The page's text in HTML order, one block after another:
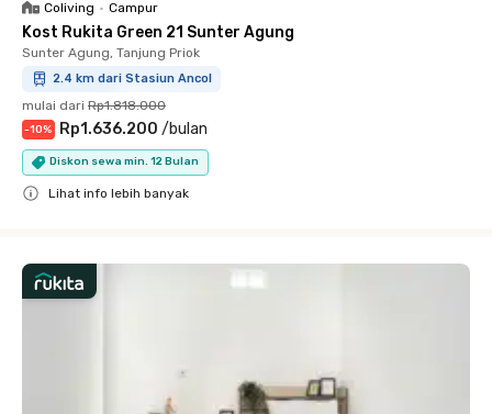
Coliving • Campur
Kost Rukita Green 21 Sunter Agung
Sunter Agung, Tanjung Priok
2.4 km dari Stasiun Ancol
mulai dari Rp1.818.000
-10% Rp1.636.200 /bulan
Diskon sewa min. 12 Bulan
Lihat info lebih banyak